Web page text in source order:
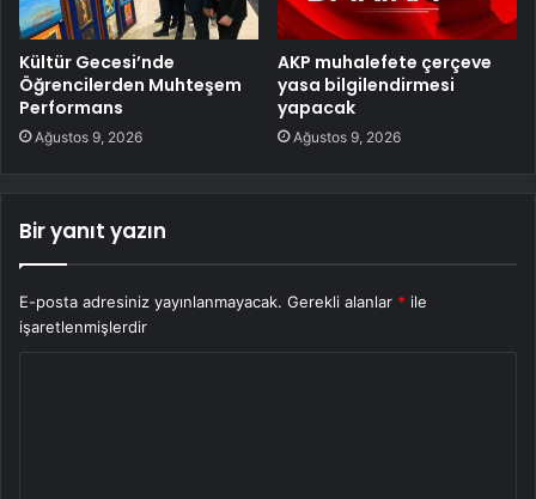
Kültür Gecesi’nde
Öğrencilerden Muhteşem
Performans
Ağustos 9, 2026
AKP muhalefete çerçeve
yasa bilgilendirmesi
yapacak
Ağustos 9, 2026
Bir yanıt yazın
E-posta adresiniz yayınlanmayacak. Gerekli alanlar * ile
işaretlenmişlerdir